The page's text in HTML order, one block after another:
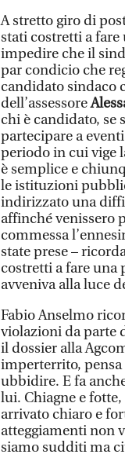
A stretto giro di
stati costretti a
impedire che il
par condicio che
candidato sindaco
dell’assessore
chi è candidato, se
partecipare a
periodo in cui vige
è semplice e
le istituzioni
indirizzato una
affinché venissero
commessa
state prese –
costretti a fare
avveniva alla luce
Fabio Anselmo
violazioni da parte
il dossier alla
imperterrito, pensa
ubbidire. E fa
lui. Chiagne e
arrivato chiaro e
atteggiamenti non
siamo sudditi ma